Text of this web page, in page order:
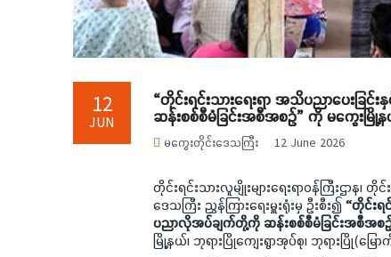
12
JUN
“တိုင်းရင်းသားရေးရာ အသိပညာပေးခြ
ဆန်းစစ်စီမံခြင်းအစီအစဉ်” ကို မကွေးမြို့
မကွေးတိုင်းဒေသကြီး 12 June 2026
တိုင်းရင်းသားလူမျိုးများရေးရာဝန်ကြီးဌာန၊
ဒေသကြီး ညွှန်ကြားရေးမှူးရုံးမှ ဦးစီး၍ “တိုင်းရ
ပညာလိုအပ်ချက်တို့ကို ဆန်းစစ်စီမံခြင်းအစီအစ
မြို့နယ်၊ ဘုရားပြိုကျေးရွာအုပ်စု၊ ဘုရားပြို(မြေ